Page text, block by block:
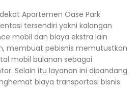
Apartemen Oase Park
tersendiri yakni kalangan
mobil dan biaya ekstra lain
membuat pebisnis memutustkan
mobil bulanan sebagai
Selain itu layanan ini dipandang
biaya transportasi bisnis.